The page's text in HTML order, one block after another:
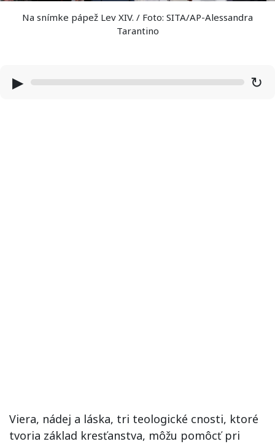
Na snímke pápež Lev XIV. / Foto: SITA/AP-Alessandra
Tarantino
▶ ↻
Viera, nádej a láska, tri teologické cnosti, ktoré
tvoria základ kresťanstva, môžu pomôcť pri